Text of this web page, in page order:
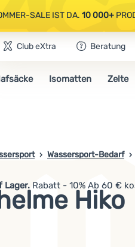
SALE IST DA. 10 000+
CAMPING- &
SALE IST DA.10 000+
Club eXtra Beratung
Isomatten Zelte
Wassersport-Bedarf
Hiko
Lager. Rabatt - 10% Ab 60 €